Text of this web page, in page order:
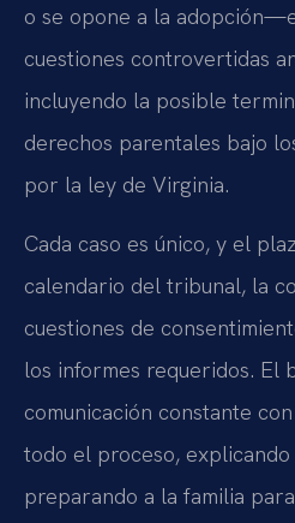
o se opone a la
cuestiones controvertidas
incluyendo la posible
derechos parentales bajo
por la ley de Virginia.
Cada caso es único, y el
calendario del tribunal, la
cuestiones de
los informes requeridos. El
comunicación constante
todo el proceso, explicando
preparando a la familia